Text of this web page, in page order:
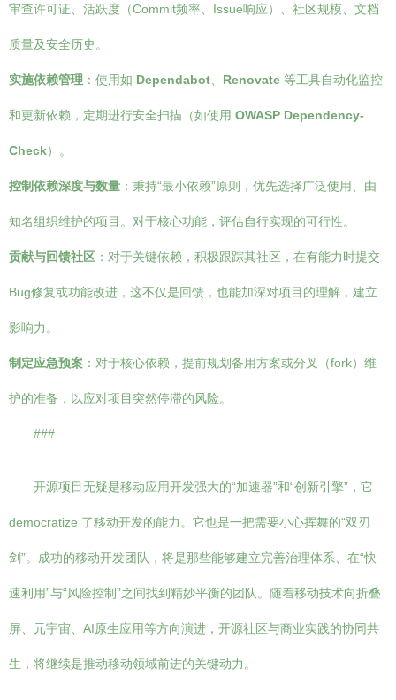
审查许可证、活跃度（Commit频率、Issue响应）、社区规模、文档
质量及安全历史。
实施依赖管理 ：使用如 Dependabot Renovate 等工具自动化监控
和更新依赖，定期进行安全扫描（如使用 OWASP Dependency-
Check）。
控制依赖深度与数量 ：秉持“最小依赖”原则，优先选择广泛使用、由
知名组织维护的项目。对于核心功能，评估自行实现的可行性。
贡献与回馈社区 ：对于关键依赖，积极跟踪其社区，在有能力时提交
Bug修复或功能改进，这不仅是回馈，也能加深对项目的理解，建立
影响力。
制定应急预案 ：对于核心依赖，提前规划备用方案或分叉（fork）维
护的准备，以应对项目突然停滞的风险。
###
开源项目无疑是移动应用开发强大的“加速器”和“创新引擎”，它
democratize 了移动开发的能力。它也是一把需要小心挥舞的“双刃
剑”。成功的移动开发团队，将是那些能够建立完善治理体系、在“快
速利用”与“风险控制”之间找到精妙平衡的团队。随着移动技术向折叠
屏、元宇宙、AI原生应用等方向演进，开源社区与商业实践的协同共
生，将继续是推动移动领域前进的关键动力。